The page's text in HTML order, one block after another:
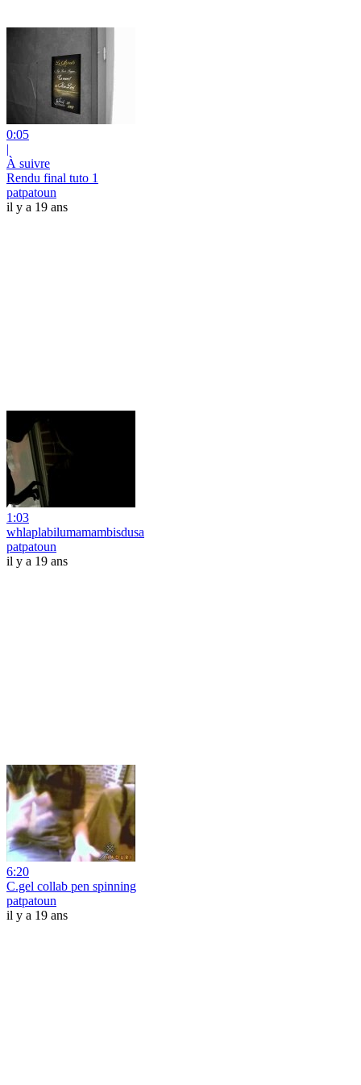
0:05
|
À suivre
Rendu final tuto 1
patpatoun
il y a 19 ans
1:03
whlaplabilumamambisdusa
patpatoun
il y a 19 ans
6:20
C.gel collab pen spinning
patpatoun
il y a 19 ans